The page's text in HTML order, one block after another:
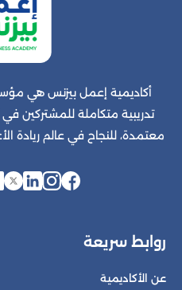
أكاديمية إعمل بيزنس هي
معتمدة، للنجاح في عالم ريادة
روابط سريعة
عن الأكاديمية